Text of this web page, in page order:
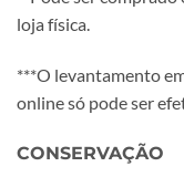
loja física.
***O levantamento
online só pode ser
CONSERVAÇÃO